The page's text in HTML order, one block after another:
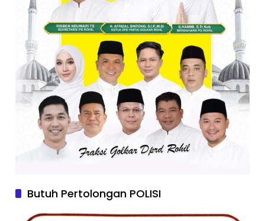
Butuh Pertolongan POLISI